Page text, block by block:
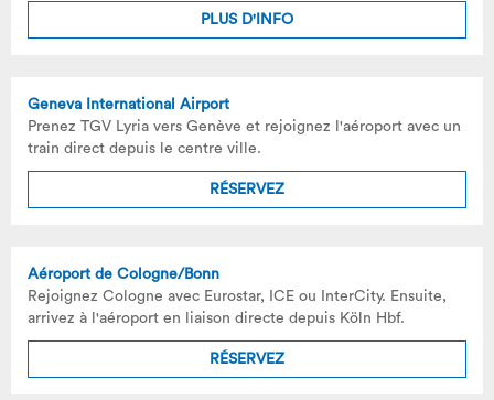
PLUS D'INFO
Geneva International Airport
Prenez TGV Lyria vers Genève et rejoignez l'aéroport avec un
train direct depuis le centre ville.
RÉSERVEZ
Aéroport de Cologne/Bonn
Rejoignez Cologne avec Eurostar, ICE ou InterCity. Ensuite,
arrivez à l'aéroport en liaison directe depuis Köln Hbf.
RÉSERVEZ